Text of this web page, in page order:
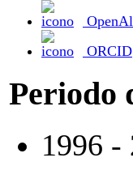
ORCID
Periodo
1996 -